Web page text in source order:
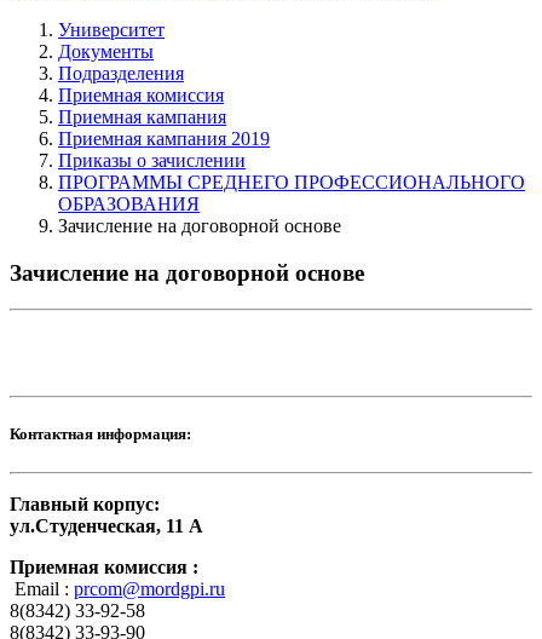
Университет
Документы
Подразделения
Приемная комиссия
Приемная кампания
Приемная кампания 2019
Приказы о зачислении
ПРОГРАММЫ СРЕДНЕГО ПРОФЕССИОНАЛЬНОГО
ОБРАЗОВАНИЯ
Зачисление на договорной основе
Зачисление на договорной основе
Контактная информация:
Главный корпус:
ул.Студенческая, 11 А
Приемная комиссия :
Email : prcom@mordgpi.ru
8(8342) 33-92-58
8(8342) 33-93-90